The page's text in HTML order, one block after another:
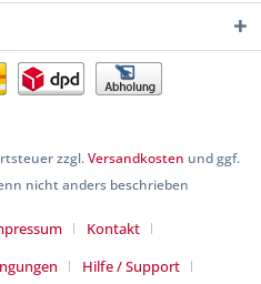
zzgl.Versandkosten und ggf.
nicht anders beschrieben
Kontakt
Hilfe / Support